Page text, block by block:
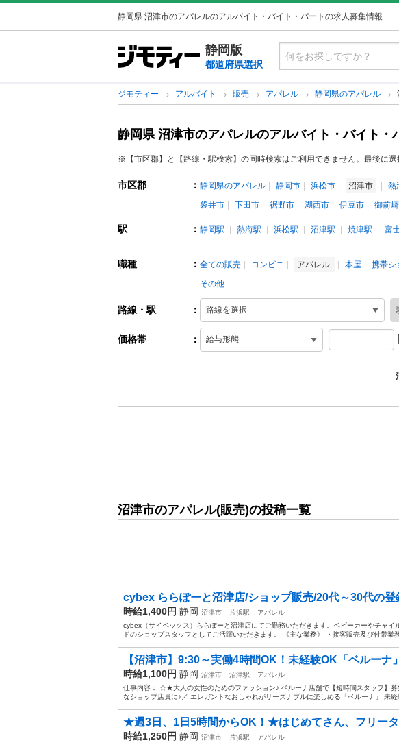
静岡県 沼津市のアパレルのアルバイト・バイト・パートの求人募集情報
静岡版
都道府県選択
ジモティー アルバイト 販売 アパレル 静岡県のアパレル
静岡県 沼津市のアパレルのアルバイト・バイト・
※【市区郡】と【路線・駅検索】の同時検索はご利用できません。最後に選
市区郡 ： 静岡県のアパレル 静岡市 浜松市 沼津市 熱
袋井市
下田市 裾野市 湖西市 伊豆市 御前
駅 ： 静岡駅 熱海駅 浜松駅 沼津駅 焼津駅 富
職種 ： 全ての販売 コンビニ アパレル 本屋 携帯シ
その他
路線・駅 ：
価格帯 ：
沼津市のアパレル(販売)の投稿一覧
cybex ららぽーと沼津店/ショップ販売/20代～30代の登
時給1,400円 静岡 沼津市 片浜駅
アパレル
cybex（サイベックス）ららぽーと沼津店にてご勤務いただきます。ベビーカーやチャイ
ドのショップスタッフとしてご活躍いただきます。 《主な業務》 ・接客販売及び付帯業
【沼津市】9:30～実働4時間OK！未経験OK「ベルーナ
時給1,100円 静岡 沼津市 沼津駅
アパレル
仕事内容： ☆★大人の女性のためのファッション♪ ベルーナ店舗で【短時間スタッフ】
なショップ店員に♪／ エレガントなおしゃれがリーズナブルに楽しめる「ベルーナ」 未経
★週3日、1日5時間からOK！★はじめてさん、フリー
時給1,250円 静岡 沼津市 片浜駅
アパレル